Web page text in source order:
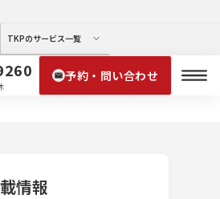
TKPのサービス一覧
予約・問い合わせ
情報